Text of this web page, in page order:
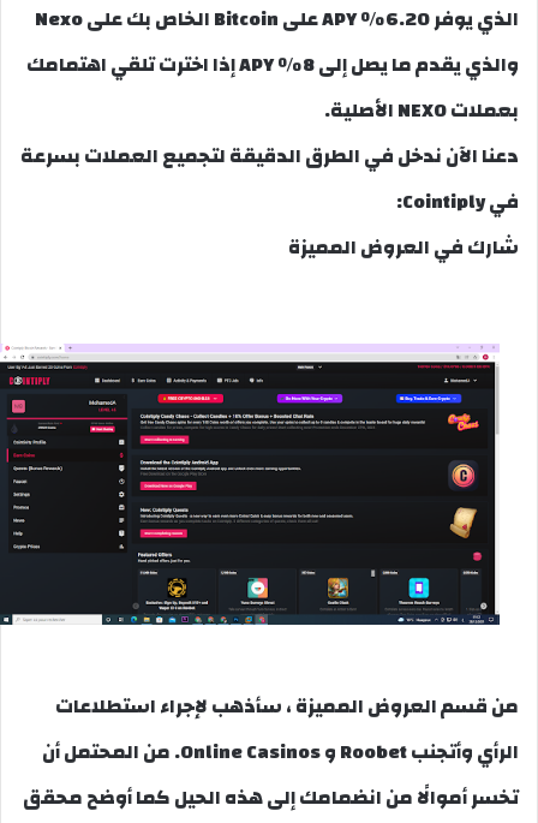
الذي يوفر 6.20٪ APY على Bitcoin الخاص بك على Nexo
والذي يقدم ما يصل إلى 8٪ APY إذا اخترت تلقي اهتمامك
بعملات NEXO الأصلية.
دعنا الآن ندخل في الطرق الدقيقة لتجميع العملات بسرعة
في Cointiply:
شارك في العروض المميزة
من قسم العروض المميزة ، سأذهب لإجراء استطلاعات
الرأي وأتجنب Roobet و Online Casinos. من المحتمل أن
تخسر أموالًا من انضمامك إلى هذه الحيل كما أوضح محقق